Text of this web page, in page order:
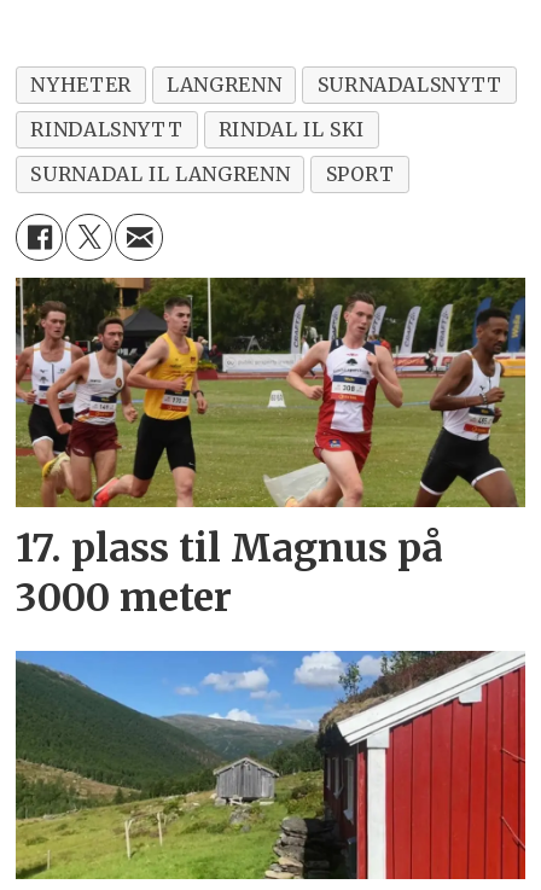
NYHETER LANGRENN
SURNADALSNYTT
RINDALSNYTT
RINDAL IL SKI
SURNADAL IL LANGRENN
SPORT
17. plass til Magnus på
3000 meter